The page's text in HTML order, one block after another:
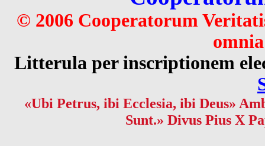
© 2006 Cooperatorum
Litterula per inscriptionem
«Ubi Petrus, ibi Ecclesia, ibi Deus»
Sunt.» Divus Pius X